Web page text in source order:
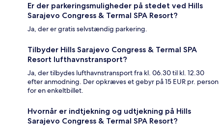
Er der parkeringsmuligheder på stedet ved Hills
Sarajevo Congress & Termal SPA Resort?
Ja, der er gratis selvstændig parkering.
Tilbyder Hills Sarajevo Congress & Termal SPA
Resort lufthavnstransport?
Ja, der tilbydes lufthavnstransport fra kl. 06.30 til kl. 12.30
efter anmodning. Der opkræves et gebyr på 15 EUR pr. person
for en enkeltbillet.
Hvornår er indtjekning og udtjekning på Hills
Sarajevo Congress & Termal SPA Resort?